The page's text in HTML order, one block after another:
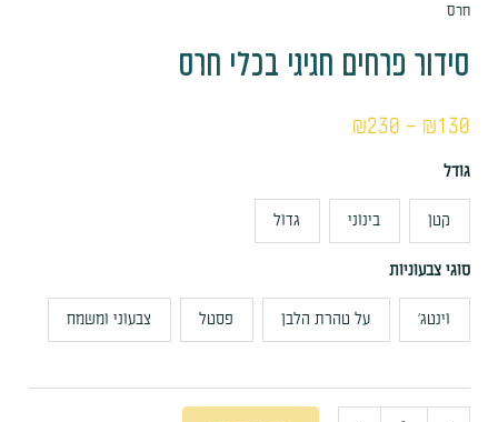
חרס
סידור פרחים חגיגי בכלי חרס
₪130
–
₪230
גודל
קטן בינוני גדול
סוגי צבעוניות
וינטג׳ על טהרת הלבן פסטל צבעוני ומשמח